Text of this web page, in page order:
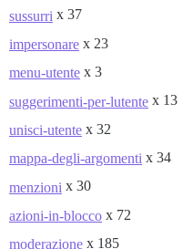
sussurri x 37
impersonare x 23
menu-utente x 3
suggerimenti-per-lutente x 13
unisci-utente x 32
mappa-degli-argomenti x 34
menzioni x 30
azioni-in-blocco x 72
moderazione x 185